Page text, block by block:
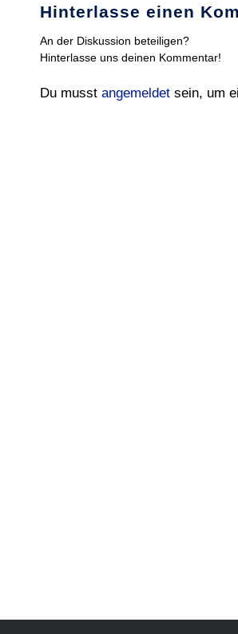
Hinterlasse einen
An der Diskussion beteiligen?
Hinterlasse uns deinen Kommentar!
Du musst angemeldet sein, um